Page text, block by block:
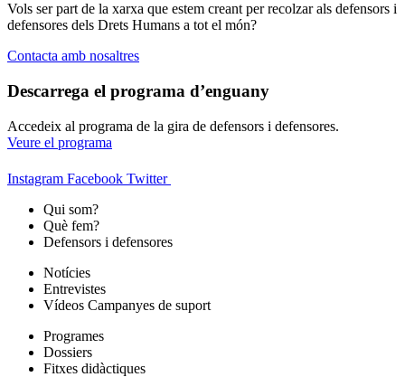
Vols ser part de la xarxa que estem creant per recolzar als defensors i
defensores dels Drets Humans a tot el món?
Contacta amb nosaltres
Descarrega el programa d’enguany
Accedeix al programa de la gira de defensors i defensores.
Veure el programa
Instagram Facebook Twitter
Qui som?
Què fem?
Defensors i defensores
Notícies
Entrevistes
Vídeos Campanyes de suport
Programes
Dossiers
Fitxes didàctiques